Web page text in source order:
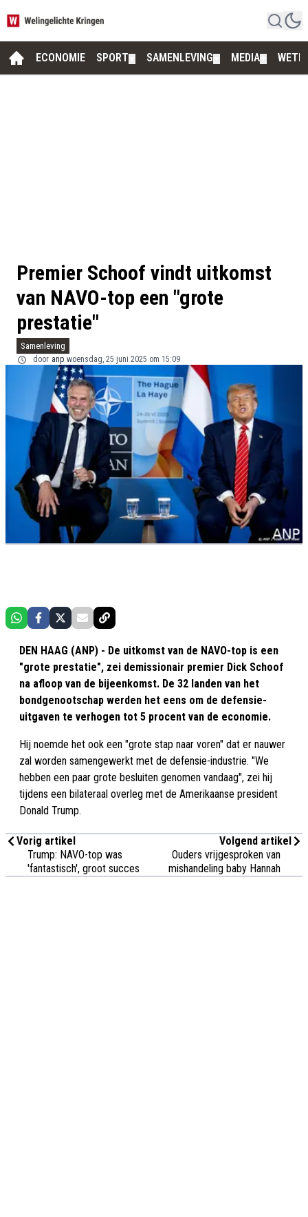
ECONOMIE SPORT SAMENLEVING MEDIA
Premier Schoof vindt uitkomst
van NAVO-top een "grote
prestatie"
Samenleving
door anp woensdag, 25 juni 2025 om 15:09
DEN HAAG (ANP) - De uitkomst van de NAVO-top is een
"grote prestatie", zei demissionair premier Dick Schoof
na afloop van de bijeenkomst. De 32 landen van het
bondgenootschap werden het eens om de defensie-
uitgaven te verhogen tot 5 procent van de economie.
Hij noemde het ook een "grote stap naar voren" dat er nauwer
zal worden samengewerkt met de defensie-industrie. "We
hebben een paar grote besluiten genomen vandaag", zei hij
tijdens een bilateraal overleg met de Amerikaanse president
Donald Trump.
Vorig artikel
Trump: NAVO-top was
'fantastisch', groot succes
Volgend artikel
Ouders vrijgesproken van
mishandeling baby Hannah